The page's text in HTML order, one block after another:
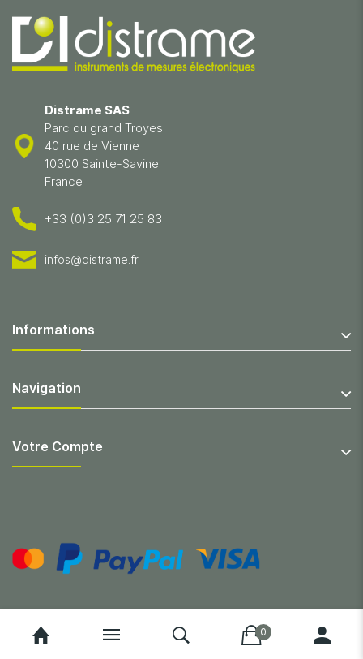
Distrame SAS
Parc du grand Troyes
40 rue de Vienne
10300 Sainte-Savine
France
+33 (0)3 25 71 25 83
infos@distrame.fr
Informations
Navigation
Votre Compte